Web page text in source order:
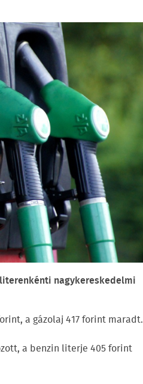
nagykereskedelmi
a gázolaj 417 forint maradt.
a benzin literje 405 forint